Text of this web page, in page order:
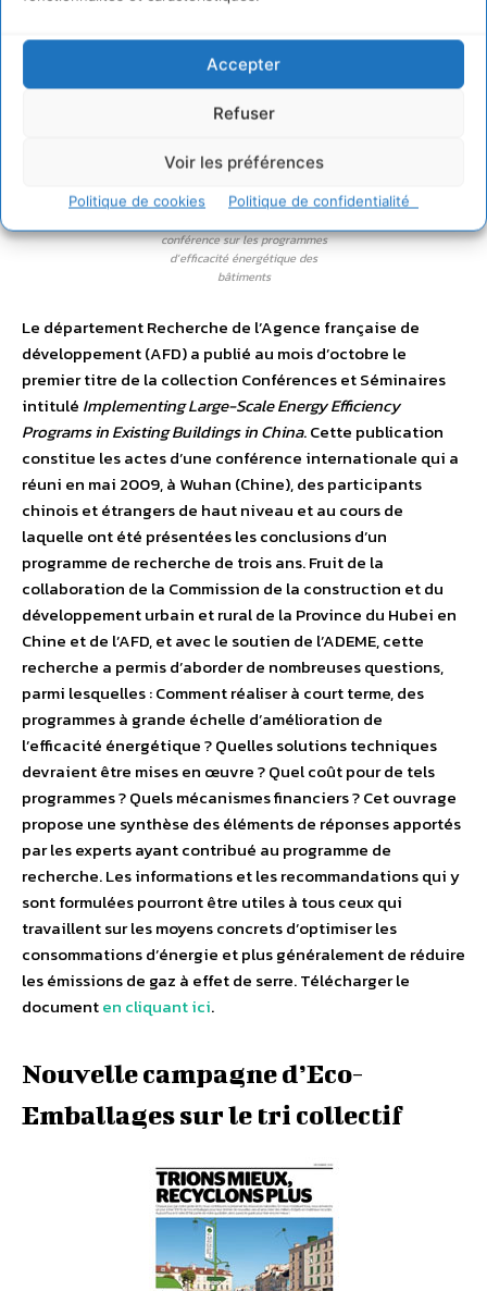
Accepter
Refuser
Voir les préférences
Politique de cookies
Politique de confidentialité
conférence sur les programmes
d’efficacité énergétique des
bâtiments
Le département Recherche de l’Agence française de
développement (AFD) a publié au mois d’octobre le
premier titre de la collection Conférences et Séminaires
intitulé Implementing Large-Scale Energy Efficiency
Programs in Existing Buildings in China. Cette publication
constitue les actes d’une conférence internationale qui a
réuni en mai 2009, à Wuhan (Chine), des participants
chinois et étrangers de haut niveau et au cours de
laquelle ont été présentées les conclusions d’un
programme de recherche de trois ans. Fruit de la
collaboration de la Commission de la construction et du
développement urbain et rural de la Province du Hubei en
Chine et de l’AFD, et avec le soutien de l’ADEME, cette
recherche a permis d’aborder de nombreuses questions,
parmi lesquelles : Comment réaliser à court terme, des
programmes à grande échelle d’amélioration de
l’efficacité énergétique ? Quelles solutions techniques
devraient être mises en œuvre ? Quel coût pour de tels
programmes ? Quels mécanismes financiers ? Cet ouvrage
propose une synthèse des éléments de réponses apportés
par les experts ayant contribué au programme de
recherche. Les informations et les recommandations qui y
sont formulées pourront être utiles à tous ceux qui
travaillent sur les moyens concrets d’optimiser les
consommations d’énergie et plus généralement de réduire
les émissions de gaz à effet de serre. Télécharger le
documenten cliquant ici.
Nouvelle campagne d’Eco-
Emballages sur le tri collectif